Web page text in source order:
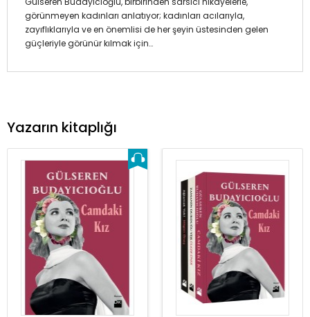
görünmeyen kadınları anlatıyor; kadınları acılarıyla,
zayıflıklarıyla ve en önemlisi de her şeyin üstesinden gelen
güçleriyle görünür kılmak için…
Yazarın kitaplığı